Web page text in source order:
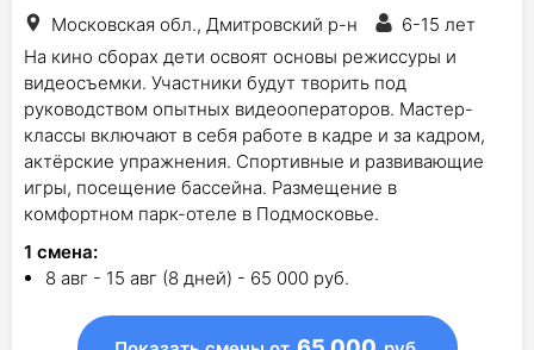
Московская обл., Дмитровский р-н
6-15 лет
На кино сборах дети освоят основы режиссуры и
видеосъемки. Участники будут творить под
руководством опытных видеооператоров. Мастер-
классы включают в себя работe в кадре и за кадром,
актёрские упражнения. Cпортивные и развивающие
игры, посещение бассейна. Размещение в
комфортном парк-отеле в Подмосковье.
1 смена:
8 авг - 15 авг (8 дней) - 65 000 руб.